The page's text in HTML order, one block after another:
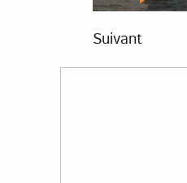
Suivant